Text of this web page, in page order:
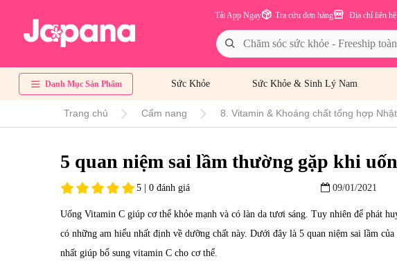
Địa chỉ liên hệ
Tra cứu đơn hàng
Tải App Ngay
Danh Mục Sản Phẩm Sức Khỏe Sức Khỏe & Sinh Lý Nam
Trang chủ Cẩm nang 8. Vitamin & Khoáng chất tổng hợp
5 quan niệm sai lầm thường gặp khi
5 | 0 đánh giá 09/01/2021
Uống Vitamin C giúp cơ thể khỏe mạnh và có làn da tươi sáng. Tuy nhiên để phát
có những am hiểu nhất định về dưỡng chất này. Dưới đây là 5 quan niệm sai lầm
nhất giúp bổ sung vitamin C cho cơ thể.